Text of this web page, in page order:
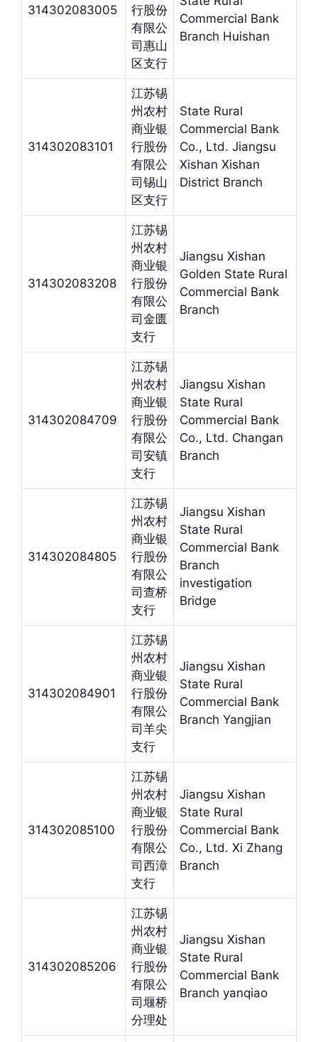
314302083005
行股份
有限公
司惠山
区支行
Commercial Bank
Branch Huishan
314302083101
江苏锡
州农村
商业银
行股份
有限公
司锡山
区支行
State Rural
Commercial Bank
Co., Ltd. Jiangsu
Xishan Xishan
District Branch
314302083208
江苏锡
州农村
商业银
行股份
有限公
司金匮
支行
Jiangsu Xishan
Golden State Rural
Commercial Bank
Branch
314302084709
江苏锡
州农村
商业银
行股份
有限公
司安镇
支行
Jiangsu Xishan
State Rural
Commercial Bank
Co., Ltd. Changan
Branch
314302084805
江苏锡
州农村
商业银
行股份
有限公
司查桥
支行
Jiangsu Xishan
State Rural
Commercial Bank
Branch
investigation
Bridge
314302084901
江苏锡
州农村
商业银
行股份
有限公
司羊尖
支行
Jiangsu Xishan
State Rural
Commercial Bank
Branch Yangjian
314302085100
江苏锡
州农村
商业银
行股份
有限公
司西漳
支行
Jiangsu Xishan
State Rural
Commercial Bank
Co., Ltd. Xi Zhang
Branch
314302085206
江苏锡
州农村
商业银
行股份
有限公
司堰桥
分理处
Jiangsu Xishan
State Rural
Commercial Bank
Branch yanqiao